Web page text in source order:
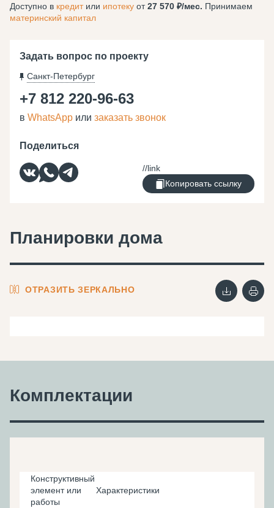
Доступно в кредитили ипотеку от27 570 /мес. Принимаем
материнский капитал
Задать вопрос по проекту
Санкт-Петербург
+7 812 220-96-63
в WhatsApp или заказать звонок
Поделиться
Копировать ссылку
Планировки дома
ОТРАЗИТЬ ЗЕРКАЛЬНО
Комплектации
Конструктивный
элемент или
работы
Характеристики